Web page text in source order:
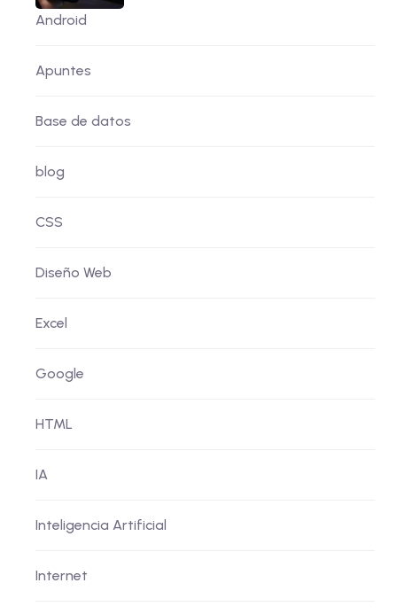
Android
Apuntes
Base de datos
blog
CSS
Diseño Web
Excel
Google
HTML
IA
Inteligencia Artificial
Internet